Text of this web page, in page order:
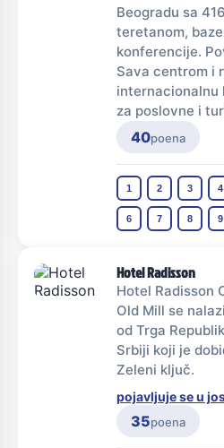
Beogradu sa
teretanom,
konferencije.
Sava centrom i
internacionalnu
za poslovne i
40poena
1 2 3 4
6 7 8 9
Hotel Radisson
Hotel Radisson
Old Mill se
od Trga
Srbiji koji je
Zeleni ključ.
pojavljuje se u
35poena